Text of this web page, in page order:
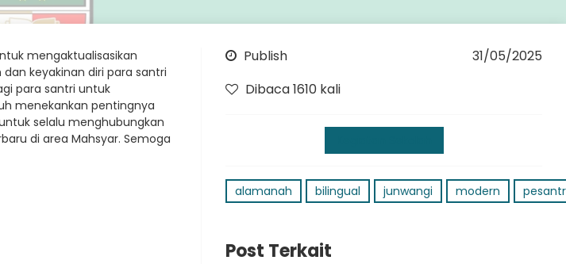
mengaktualisasikan
keyakinan diri para santri
para santri untuk
menekankan pentingnya
selalu menghubungkan
di area Mahsyar. Semoga
Publish
31/05/2025
Dibaca 1610 kali
alamanah bilingual junwangi modern
Post Terkait